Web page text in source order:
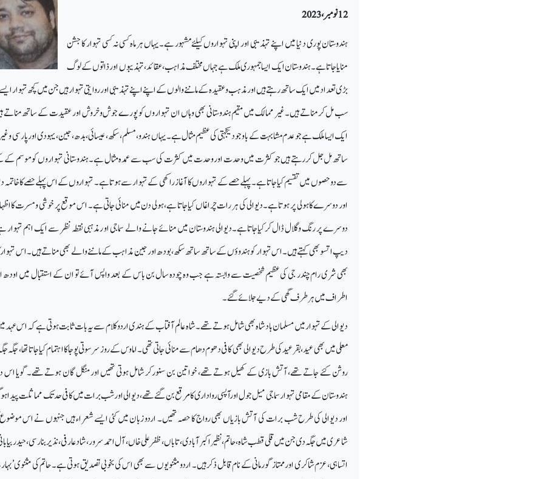
12 نومبر،2023
ہندوستان پوری دنیا میں اپنے تہذیبی اور اپنی تہواروں کیلئے مشہور ہے۔یہاں ہر ماہ کسی نہ کسی تہوار کا جشن
منایا جاتاہے۔ ہندوستان ایک ایساجمہوری ملک ہے جہاں مختلف مذاہب،عقائد،تہذیبوں اور ذاتوں کے لوگ
بڑی تعداد میں ایک ساتھ رہتے ہیں او رمذہب وعقیدہ کے ماننے والوں کے اپنے اپنے تہذیبی اور روایتی تہوار ہیں جن میں کچھ تہوار
سب مل کر مناتے ہیں۔غیر ممالک میں مقیم ہندوستانی بھی وہاں ان تہوار وں کو پورے جوش وخروش اور عقیدت کے ساتھ مناتے
ایک ایسا ملک ہے جو عدم مشابہت کے باوجود یکجہتی کی عظیم مثال ہے۔یہاں ہندو، مسلم، سکھ، عیسائی، بدھ، جین، یہودی اور پارسی
ساتھ مل جل کر رہتے ہیں جو کثرت میں وحدت اور وحدت میں کثرت کی سب سے عمدہ مثال ہے۔ہندوستانی تہوار وں کو موسم کے
سے دوحصوں میں تقسیم کیا جاتاہے۔ پہلے حصے کے تہواروں کا آغاز راکھی کے تہوار سے ہوتاہے۔ تہواروں کے اس پہلے حصے کا خاتمہ
اور دوسرے کاہولی پر ہوتاہے۔دیوالی کی ہر رات چراغاں کیاجاتا ہے، ہولی دن میں منائی جاتی ہے۔ اس موقع پر خوشی ومسرت
دوسرے پر رنگ وگلال ڈال کرکیاجاتاہے۔دیوالی ہندوستان میں منائے جانے والے سماجی او رمذہبی نقطہ نظر سے ایک اہم
دیپ اتسو بھی کہتے ہیں۔ اس تہوار کو ہندوؤں کے ساتھ ساتھ سکھ، بودھ اور جین مذاہب کے ماننے والے بھی مناتے ہیں۔ اس تہوار
بھی شری رام چندر جی کی عظیم شخصیت سے وابستہ ہے جب وہ چودہ سال بن باس کے بعد واپس آئے تو ان کے استقبال میں اودھ
اطراف میں ہر طرف گھی کے دیے جلائے گئے۔
دیوالی کے تہوار میں مسلمان بادشاہ بھی شامل ہوتے تھے۔ شاہ عالم آفتاب کے ہندی اردو کلام سے یہ بات ثابت ہوتی ہے کہ اس عہد
معلی میں بھی عید،بقرعید کی طرح دیوالی بھی کافی دھوم دھام سے منائی جاتی تھی۔ اماوس کے روز سرسوتی پوجا کا اہتمام کیاجاتاتھا، جگہ
روشن کئے جاتے تھے،آتش بازی کے کھیل ہوتے تھے، خواتین بن سنورکر شامل ہوتی تھیں اور منگل گان ہوتے تھے۔ گویا اس
ہندوستان کے مقامی تہوار سماجی میل جول او رآپسی رواداری کا مرقع بن گئے تھے،دیوالی اور شب برات میں کافی حدتک مماثلت پیدا
اور دیوالی کی طرح شب برات کی آتش بازیاں بھی رواج کا حصہ تھیں۔ اردو زبان میں کئی ایسے شعراء ہیں جنہوں نے اس موضوع
شاعری میں جگہ دی جن میں قلی قطب شاہ، حاتم، نظیر اکبر آبادی، تاباں، ظفر علی خاں، آل احمد سرور، شاد عارفی،نذیر بنارسی، حیدر
اتساہی، عزم شاکری او رممتاز گورمانی کے نام قابل ذکر ہیں۔ اردو مثنویوں سے بھی اس کی بخوبی تصدیق ہوتی ہے۔ حاتم کی مثنوی